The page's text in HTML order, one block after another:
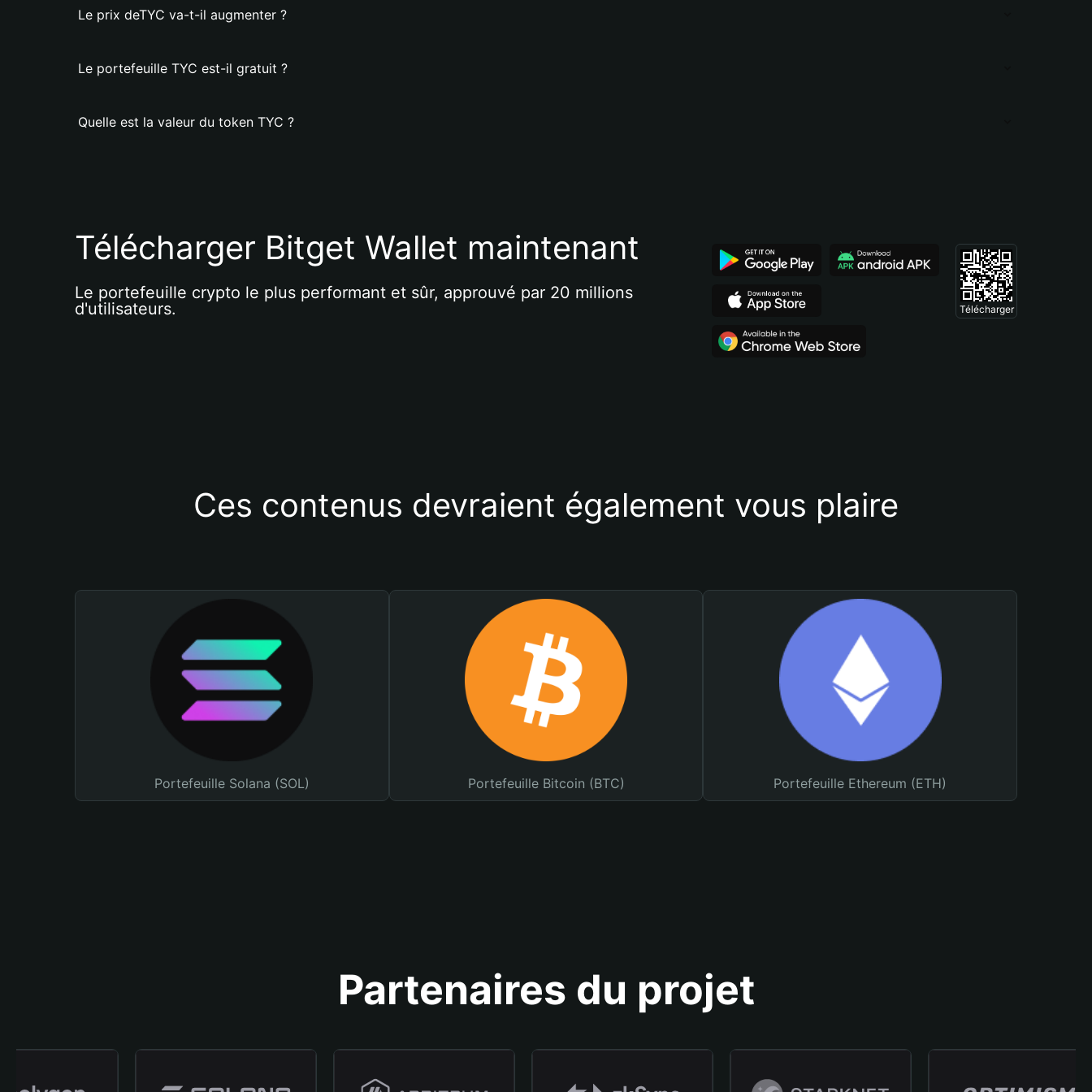
Le prix deTYC va-t-il augmenter ?
Le portefeuille TYC est-il gratuit ?
Quelle est la valeur du token TYC ?
Télécharger Bitget Wallet maintenant
Le portefeuille crypto le plus performant et sûr, approuvé par 20 millions
d'utilisateurs.
Télécharger
Ces contenus devraient également vous plaire
Portefeuille Solana (SOL) Portefeuille Bitcoin (BTC) Portefeuille Ethereum (ETH)
Partenaires du projet